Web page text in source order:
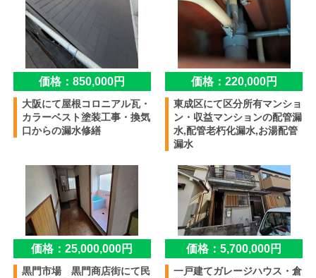
価格：850,000円
大阪にて屋根コロニアル瓦・
カラーベスト塗装工事・換気
口からの漏水修繕
価格：220,000円
東成区にて区分所有マンショ
ン・収益マンションの配管漏
水,配管老朽化漏水,お湯配管
漏水
価格：25,000,000円
黒門市場 黒門商店街にて民
価格：5,700,000円
一戸建てガレージハウス・倉